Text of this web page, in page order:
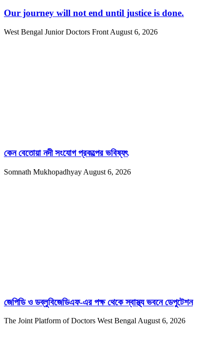
Our journey will not end until justice is done.
West Bengal Junior Doctors Front August 6, 2026
কেন বেতোয়া নদী সংযোগ প্রকল্পের ভবিষ্যৎ
Somnath Mukhopadhyay August 6, 2026
জেপিডি ও ডব্লুবিজেডিএফ-এর পক্ষ থেকে স্বাস্থ্য ভবনে ডেপুটেশন
The Joint Platform of Doctors West BengalAugust 6, 2026